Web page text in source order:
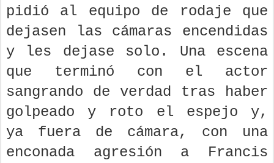
pidió al equipo de rodaje que
dejasen las cámaras encendidas
y les dejase solo. Una escena
que terminó con el actor
sangrando de verdad tras haber
golpeado y roto el espejo y,
ya fuera de cámara, con una
enconada agresión a Francis